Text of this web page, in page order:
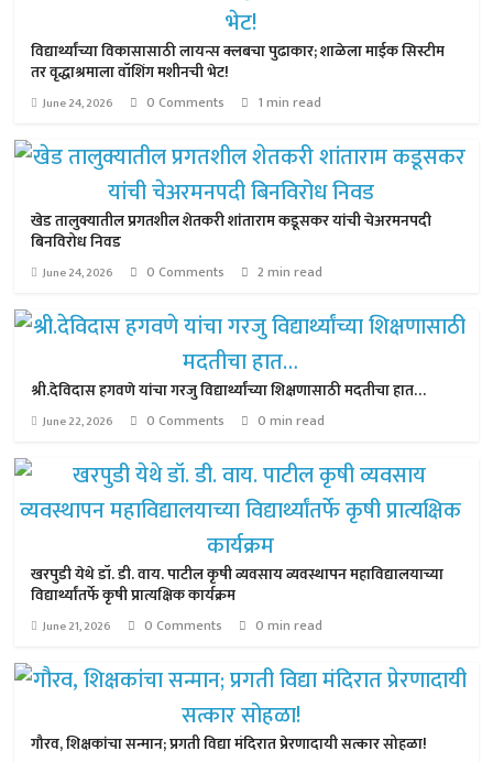
विद्यार्थ्यांच्या विकासासाठी लायन्स क्लबचा पुढाकार; शाळेला माईक सिस्टीम
तर वृद्धाश्रमाला वॉशिंग मशीनची भेट!
June 24, 2026 0 Comments 1 min read
खेड तालुक्यातील प्रगतशील शेतकरी शांताराम कडूसकर यांची चेअरमनपदी
बिनविरोध निवड
June 24, 2026 0 Comments 2 min read
श्री.देविदास हगवणे यांचा गरजु विद्यार्थ्यांच्या शिक्षणासाठी मदतीचा हात…
June 22, 2026 0 Comments 0 min read
खरपुडी येथे डॉ. डी. वाय. पाटील कृषी व्यवसाय व्यवस्थापन महाविद्यालयाच्या
विद्यार्थ्यांतर्फे कृषी प्रात्यक्षिक कार्यक्रम
June 21, 2026 0 Comments 0 min read
गौरव, शिक्षकांचा सन्मान; प्रगती विद्या मंदिरात प्रेरणादायी सत्कार सोहळा!